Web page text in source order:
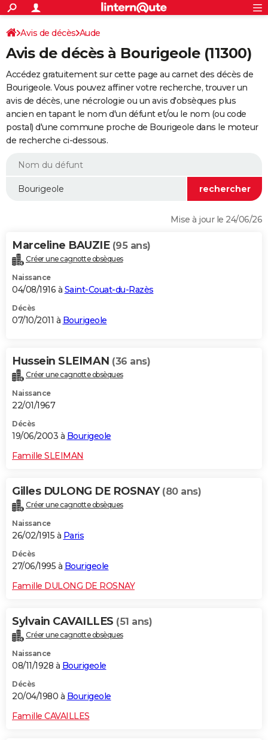
ACTUALITÉS
Politique
Société
Faits Divers
Education
Monde
Villes
+
SPORT
Coupe du monde 2026
Football
Tennis
Cyclisme
Rugby
Forum
Programme TV
TNT
Streaming
Cinéma
Sorties cinéma
Musique
+
FINANCE
Retraite
Impôts
Epargne
Immobilier
Risques naturels par ville
Banque
Assurance
Crédit
AUTO
Essais
Réserver un essai
Citadines
Berlines
SUV
Forum auto
+
HIGH-TECH
BRICOLAGE
WEEK-END
Alimentation
Guide de la santé
Maladies
Médicaments
Sommeil
VOYAGE
Destinations
City break
Voyage nature
Voyage de noces
Forum
Climat
+PHOTO
GUIDES D'ACHAT
CARTE DE VOEUX
Carte de Noël
Carte Bonne année
Carte Saint-Valentin
Carte Pâques
Carte d'anniversaire
DICTIONNAIRE
Dictionnaire
Biographies
Citations
Expressions
Proverbes
PROGRAMME TV
COPAINS D'AVANT
S'inscrire
Se connecter
Lycées
Collèges
Primaires
Universités
Entreprises
Service militaire
Avis de recherche
AVIS DE DÉCÈS
Bricolage
Lifestyle
Culture
Sport
Auto
Television
Voyage
Cinema
Avis de décès Aude
Avis de décès à Bourigeole (11300)
Accédez gratuitement sur cette page au carnet des décès de
Bourigeole. Vous pouvez affiner votre recherche, trouver un
avis de décès, une nécrologie ou un avis d'obsèques plus
ancien en tapant le nom d'un défunt et/ou le nom (ou code
postal) d'une commune proche de Bourigeole dans le moteur
de recherche ci-dessous.
Mise à jour le 24/06/26
Marceline BAUZIE (95 ans)
Créer une cagnotte obsèques
Naissance
04/08/1916 à Saint-Couat-du-Razès
Décès
07/10/2011 à Bourigeole
Hussein SLEIMAN (36 ans)
Créer une cagnotte obsèques
Naissance
22/01/1967
Décès
19/06/2003 à Bourigeole
Famille SLEIMAN
Gilles DULONG DE ROSNAY (80 ans)
Créer une cagnotte obsèques
Naissance
26/02/1915 à Paris
Décès
27/06/1995 à Bourigeole
Famille DULONG DE ROSNAY
Sylvain CAVAILLES (51 ans)
Créer une cagnotte obsèques
Naissance
08/11/1928 à Bourigeole
Décès
20/04/1980 à Bourigeole
Famille CAVAILLES